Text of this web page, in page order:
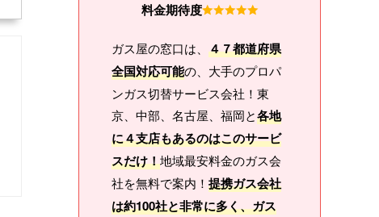
料金期待度
ガス屋の窓口は、 ４７都道府県
全国対応可能の、大手のプロパ
ンガス切替サービス会社！東
京、中部、名古屋、福岡と各地
に４支店もあるのはこのサービ
スだけ！地域最安料金のガス会
社を無料で案内！ 提携ガス会社
は約100社と非常に多く、ガス